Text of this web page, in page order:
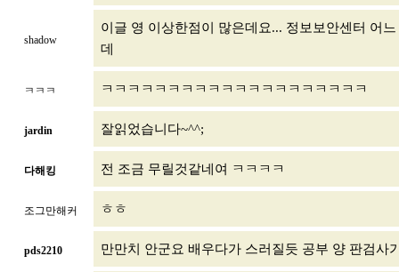
shadow
이글 영 이상한점이 많은데요... 정보보안센터 어
데
ㅋㅋㅋ ㅋㅋㅋㅋㅋㅋㅋㅋㅋㅋㅋㅋㅋㅋㅋㅋㅋㅋㅋㅋ
jardin 잘읽었습니다~^^;
다해킹 전 조금 무릴것같네여 ㅋㅋㅋㅋ
조그만해커 ㅎㅎ
pds2210 만만치 안군요 배우다가 스러질듯 공부 양 판검사